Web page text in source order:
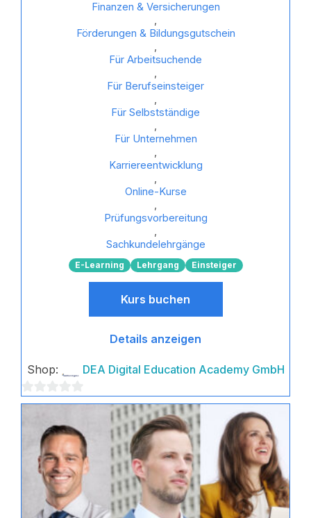
Finanzen & Versicherungen
,
Förderungen & Bildungsgutschein
,
Für Arbeitsuchende
,
Für Berufseinsteiger
,
Für Selbstständige
,
Für Unternehmen
,
Karriereentwicklung
,
Online-Kurse
,
Prüfungsvorbereitung
,
Sachkundelehrgänge
E-Learning Lehrgang Einsteiger
Kurs buchen
Details anzeigen
Shop: DEA Digital Education Academy GmbH
0